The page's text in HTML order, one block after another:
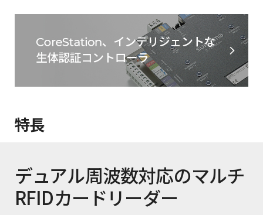
特長
デュアル周波数対応のマルチ
RFIDカードリーダー